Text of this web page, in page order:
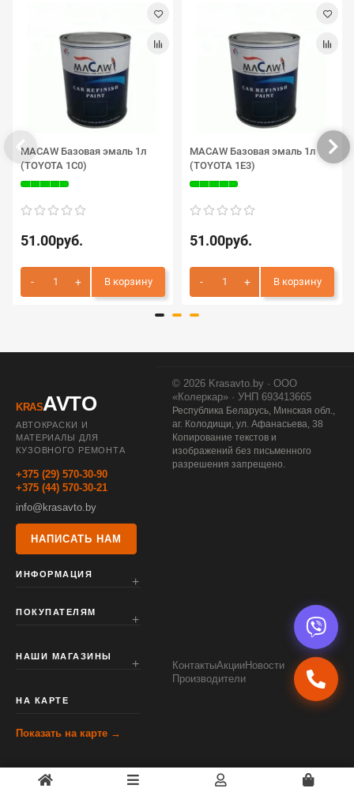
MACAW Базовая эмаль 1л
(TOYOTA 1C0)
51.00руб.
В корзину
MACAW Базовая эмаль 1л
(TOYOTA 1E3)
51.00руб.
В корзину
KRASAVTO
АВТОКРАСКИ И
МАТЕРИАЛЫ ДЛЯ
КУЗОВНОГО РЕМОНТА
+375 (29) 570-30-90
+375 (44) 570-30-21
info@krasavto.by
НАПИСАТЬ НАМ
ИНФОРМАЦИЯ
ПОКУПАТЕЛЯМ
НАШИ МАГАЗИНЫ
НА КАРТЕ
Показать на карте →
© 2026 Krasavto.by · ООО
«Колеркар» · УНП 693413665
Республика Беларусь, Минская обл.,
аг. Колодищи, ул. Афанасьева, 38
Копирование текстов и
изображений без письменного
разрешения запрещено.
КонтактыАкцииНовости
Производители